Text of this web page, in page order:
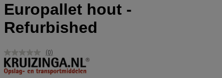
Europallet hout -
Refurbished
Geen
scorewaarde.
Dezelfde
(0)